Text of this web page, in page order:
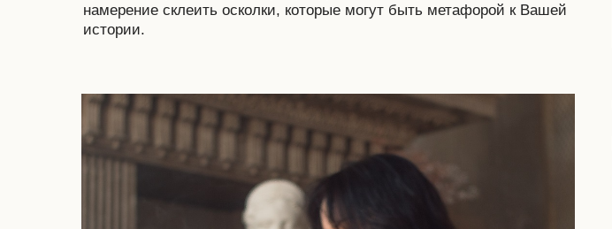
намерение склеить осколки, которые могут быть метафорой к Вашей
истории.